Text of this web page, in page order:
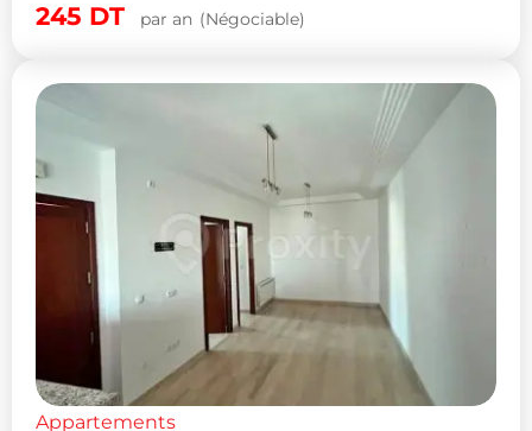
245 DT par an (Négociable)
Appartements